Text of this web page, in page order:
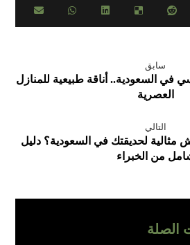
سابق
في السعودية.. أناقة طبيعية للمنازل
العصرية
التالي
مثالية لحديقتك في السعودية؟ دليل
من الخبراء
الصلة